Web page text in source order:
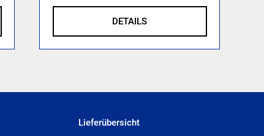
DETAILS
Lieferübersicht